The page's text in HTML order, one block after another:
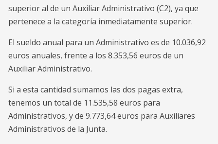
superior al de un Auxiliar Administrativo (C2), ya que
pertenece a la categoría inmediatamente superior.
El sueldo anual para un Administrativo es de 10.036,92
euros anuales, frente a los 8.353,56 euros de un
Auxiliar Administrativo.
Si a esta cantidad sumamos las dos pagas extra,
tenemos un total de 11.535,58 euros para
Administrativos, y de 9.773,64 euros para Auxiliares
Administrativos de la Junta.